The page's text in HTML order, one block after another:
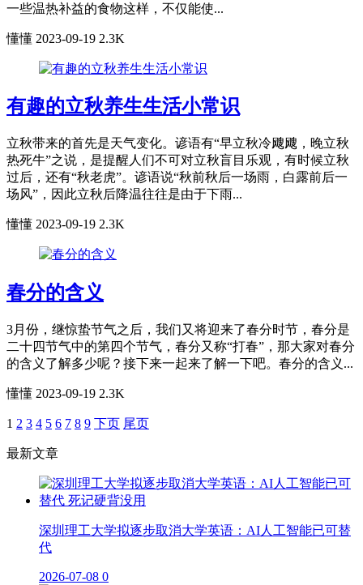
一些温热补益的食物这样，不仅能使...
懂懂 2023-09-19 2.3K
有趣的立秋养生生活小常识
立秋带来的首先是天气变化。谚语有“早立秋冷飕飕，晚立秋
热死牛”之说，是提醒人们不可对立秋盲目乐观，有时候立秋
过后，还有“秋老虎”。谚语说“秋前秋后一场雨，白露前后一
场风”，因此立秋后降温往往是由于下雨...
懂懂 2023-09-19 2.3K
春分的含义
3月份，继惊蛰节气之后，我们又将迎来了春分时节，春分是
二十四节气中的第四个节气，春分又称“打春”，那大家对春分
的含义了解多少呢？接下来一起来了解一下吧。春分的含义...
懂懂 2023-09-19 2.3K
1 2 3 4 5 6 7 8 9 下页 尾页
最新文章
深圳理工大学拟逐步取消大学英语：AI人工智能已可替
代
2026-07-08 0